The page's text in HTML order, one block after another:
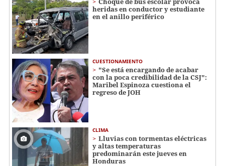
heridas en conductor y estudiante
en el anillo periférico
CUESTIONAMIENTO
"Se está encargando de acabar
con la poca credibilidad de la CSJ":
Maribel Espinoza cuestiona el
regreso de JOH
CLIMA
Lluvias con tormentas eléctricas
y altas temperaturas
predominarán este jueves en
Honduras